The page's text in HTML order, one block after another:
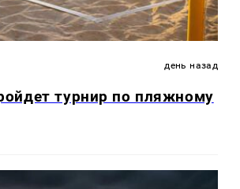
день назад
турнир по пляжному